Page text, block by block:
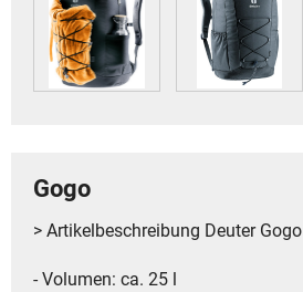
Gogo
> Artikelbeschreibung Deuter Gogo
- Volumen: ca. 25 l